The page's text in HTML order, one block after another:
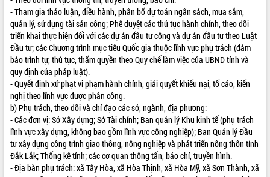
Lễ truy tặng danh hiệu “Bà Mẹ Việt
Nam Anh hùng” và trao Huân chương
Lao động
UBND tỉnh Đắk Lắk triển khai nhiệm
vụ 6 tháng cuối năm 2026
Kỳ họp thứ Hai, Hội đồng nhân dân
tỉnh khóa XI quyết nghị nhiều nội dung
quan trọng
Bí thư Tỉnh ủy Lương Nguyễn Minh
Triết thăm, tặng quà người có công với
cách mạng
Rà soát, hoàn thiện hệ thống thiết chế
văn hóa, thể thao đáp ứng yêu cầu
phát triển mới
ALBUM ẢNH
- Tham gia thảo luận, điều hành, phân bổ dự toán ngân sách, mua sắm,
quản lý, sử dụng tài sản công; Phê duyệt các thủ tục hành chính, theo dõi
triển khai thực hiện đối với các dự án đầu tư công và dự án đầu tư theo Luật
Đầu tư; các Chương trình mục tiêu Quốc gia thuộc lĩnh vực phụ trách (đảm
bảo trình tự, thủ tục, thẩm quyền theo Quy chế làm việc của UBND tỉnh và
quy định của pháp luật).
- Quyết định xử phạt vi phạm hành chính, giải quyết khiếu nại, tố cáo, kiến
nghị theo lĩnh vực được phân công.
b) Phụ trách, theo dõi và chỉ đạo các sở, ngành, địa phương:
- Các đơn vị: Sở Xây dựng; Sở Tài chính; Ban quản lý Khu kinh tế (phụ trách
lĩnh vực xây dựng, không bao gồm lĩnh vực công nghiệp); Ban Quản lý Đầu
tư xây dựng công trình giao thông, nông nghiệp và phát triển nông thôn tỉnh
Đắk Lắk; Thống kê tỉnh; các cơ quan thông tấn, báo chí, truyền hình.
- Địa bàn phụ trách: xã Tây Hòa, xã Hòa Thịnh, xã Hòa Mỹ, xã Sơn Thành, xã